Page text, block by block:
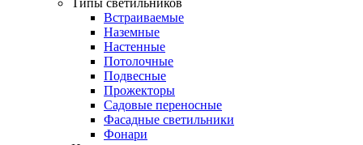
Типы светильников
Встраиваемые
Наземные
Настенные
Потолочные
Подвесные
Прожекторы
Садовые переносные
Фасадные светильники
Фонари